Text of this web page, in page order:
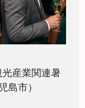
産業関連暑
島市）